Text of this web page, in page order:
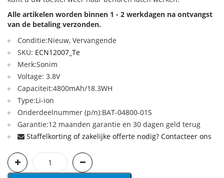
Alle artikelen worden binnen 1 - 2 werkdagen na ontvangst
van de betaling verzonden.
Conditie:Nieuw, Vervangende
SKU: ECN12007_Te
Merk:Sonim
Voltage: 3.8V
Capaciteit:4800mAh/18.3WH
Type:Li-ion
Onderdeelnummer (p/n):BAT-04800-01S
Garantie:12 maanden garantie en 30 dagen geld terug
Staffelkorting of zakelijke offerte nodig? Contacteer ons